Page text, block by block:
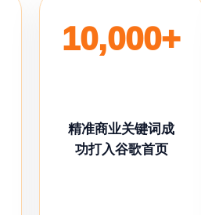
10,000+
精准商业关键词成
功打入谷歌首页